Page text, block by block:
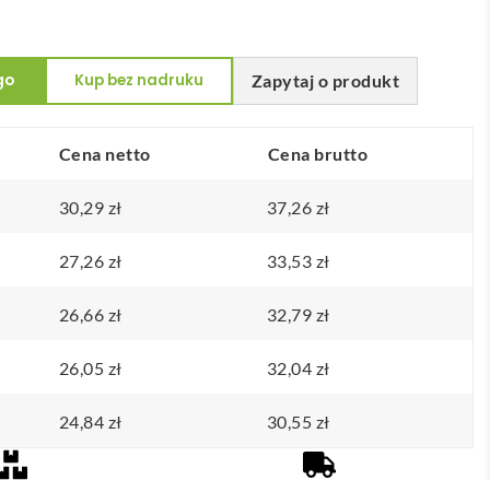
Zapytaj o produkt
Kup bez nadruku
Cena netto Cena brutto
30,29 zł 37,26 zł
27,26 zł 33,53 zł
26,66 zł 32,79 zł
26,05 zł 32,04 zł
24,84 zł 30,55 zł